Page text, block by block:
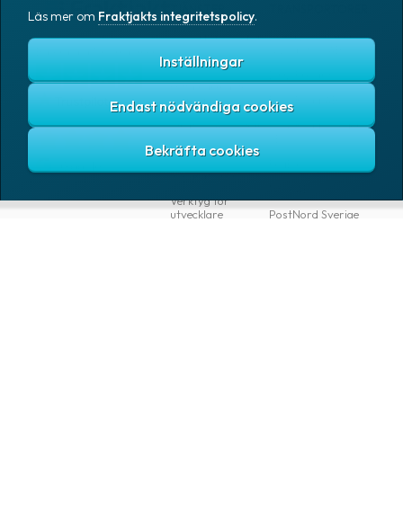
TJÄNSTER
Skicka paket & pall
Spåra paket
Hitta närmaste
ombud
Gratis TA-system
Abonnemang
Integrationer
Verktyg för
utvecklare
Bring E-commerce
DSV Road AB
DSV Road Sweden
PostNord Sverige
Läs mer om Fraktjakts integritetspolicy.
Inställningar
Endast nödvändiga cookies